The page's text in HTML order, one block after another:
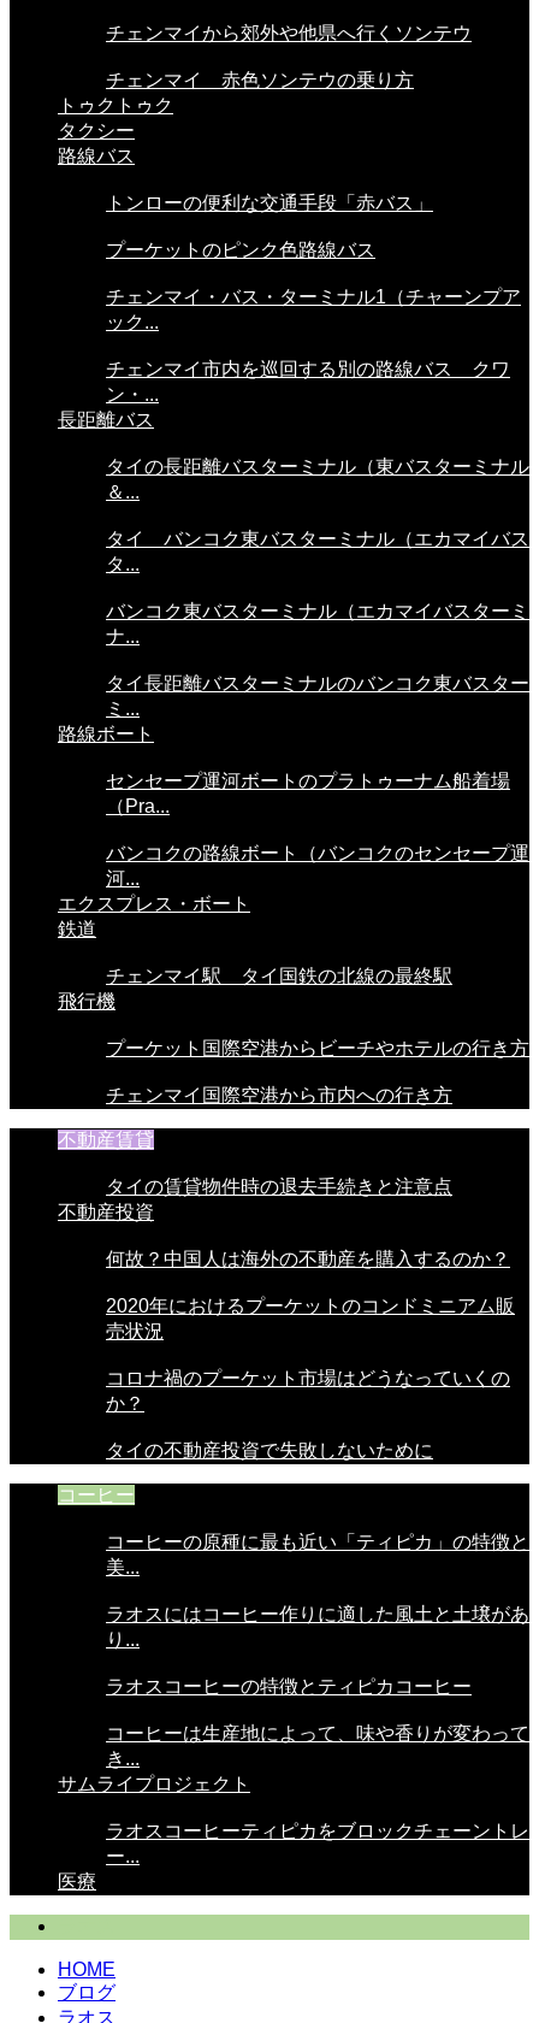
チェンマイから郊外や他県へ行くソンテウ
チェンマイ 赤色ソンテウの乗り方
トゥクトゥク
タクシー
路線バス
トンローの便利な交通手段「赤バス」
プーケットのピンク色路線バス
チェンマイ・バス・ターミナル1（チャーンプア
ック...
チェンマイ市内を巡回する別の路線バス クワ
ン・...
長距離バス
タイの長距離バスターミナル（東バスターミナル
＆...
タイ バンコク東バスターミナル（エカマイバス
タ...
バンコク東バスターミナル（エカマイバスターミ
ナ...
タイ長距離バスターミナルのバンコク東バスター
ミ...
路線ボート
センセープ運河ボートのプラトゥーナム船着場
（Pra...
バンコクの路線ボート（バンコクのセンセープ運
河...
エクスプレス・ボート
鉄道
チェンマイ駅 タイ国鉄の北線の最終駅
飛行機
プーケット国際空港からビーチやホテルの行き方
チェンマイ国際空港から市内への行き方
不動産賃貸
タイの賃貸物件時の退去手続きと注意点
不動産投資
何故？中国人は海外の不動産を購入するのか？
2020年におけるプーケットのコンドミニアム販
売状況
コロナ禍のプーケット市場はどうなっていくの
か？
タイの不動産投資で失敗しないために
コーヒー
コーヒーの原種に最も近い「ティピカ」の特徴と
美...
ラオスにはコーヒー作りに適した風土と土壌があ
り...
ラオスコーヒーの特徴とティピカコーヒー
コーヒーは生産地によって、味や香りが変わって
き...
サムライプロジェクト
ラオスコーヒーティピカをブロックチェーントレ
ー...
医療
HOME
ブログ
ラオス